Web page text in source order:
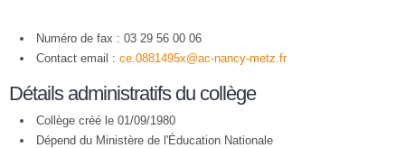
Numéro de fax : 03 29 56 00 06
Contact email : ce.0881495x@ac-nancy-metz.fr
Détails administratifs du collège
Collège créé le 01/09/1980
Dépend du Ministère de l'Éducation Nationale